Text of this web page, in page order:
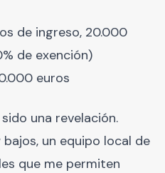
de ingreso, 20.000
de exención)
euros
sido una revelación.
un equipo local de
que me permiten